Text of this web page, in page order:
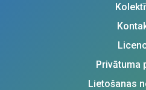
Privātuma
Lietošanas